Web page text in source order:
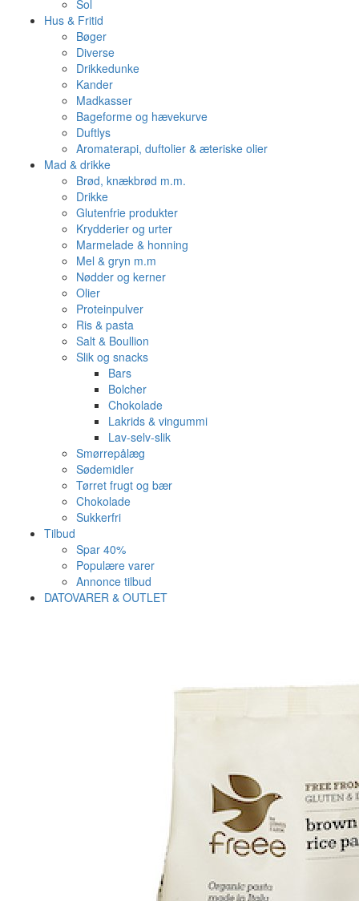
Sol
Hus & Fritid
Bøger
Diverse
Drikkedunke
Kander
Madkasser
Bageforme og hævekurve
Duftlys
Aromaterapi, duftolier & æteriske olier
Mad & drikke
Brød, knækbrød m.m.
Drikke
Glutenfrie produkter
Krydderier og urter
Marmelade & honning
Mel & gryn m.m
Nødder og kerner
Olier
Proteinpulver
Ris & pasta
Salt & Boullion
Slik og snacks
Bars
Bolcher
Chokolade
Lakrids & vingummi
Lav-selv-slik
Smørrepålæg
Sødemidler
Tørret frugt og bær
Chokolade
Sukkerfri
Tilbud
Spar 40%
Populære varer
Annonce tilbud
DATOVARER & OUTLET
Vi anbefaler dig disse